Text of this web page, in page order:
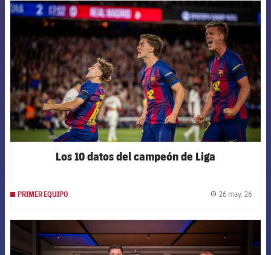
FCB Barcelona badge
Los 10 datos del campeón de Liga
PRIMER EQUIPO 26 may. 26
FCB Barcelona badge